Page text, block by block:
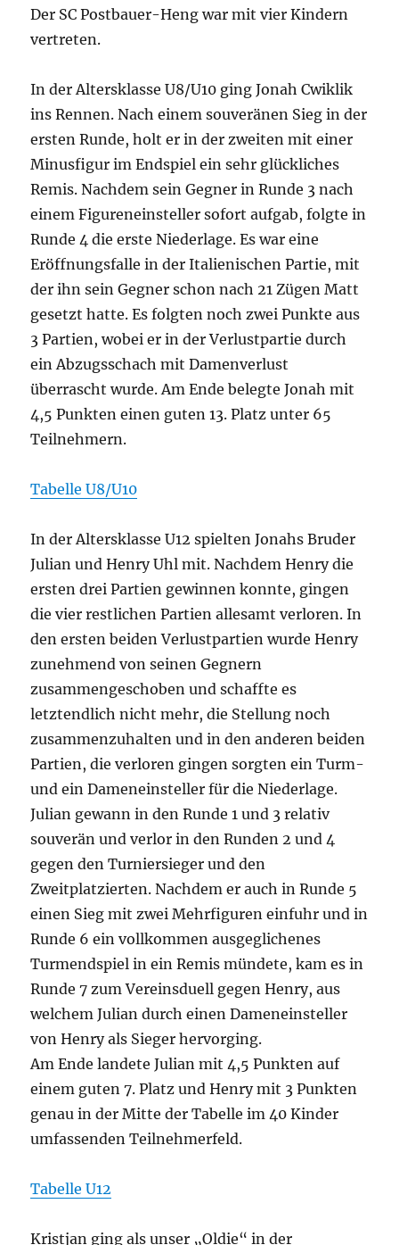
Der SC Postbauer-Heng war mit vier Kindern
vertreten.
In der Altersklasse U8/U10 ging Jonah Cwiklik
ins Rennen. Nach einem souveränen Sieg in der
ersten Runde, holt er in der zweiten mit einer
Minusfigur im Endspiel ein sehr glückliches
Remis. Nachdem sein Gegner in Runde 3 nach
einem Figureneinsteller sofort aufgab, folgte in
Runde 4 die erste Niederlage. Es war eine
Eröffnungsfalle in der Italienischen Partie, mit
der ihn sein Gegner schon nach 21 Zügen Matt
gesetzt hatte. Es folgten noch zwei Punkte aus
3 Partien, wobei er in der Verlustpartie durch
ein Abzugsschach mit Damenverlust
überrascht wurde. Am Ende belegte Jonah mit
4,5 Punkten einen guten 13. Platz unter 65
Teilnehmern.
Tabelle U8/U10
In der Altersklasse U12 spielten Jonahs Bruder
Julian und Henry Uhl mit. Nachdem Henry die
ersten drei Partien gewinnen konnte, gingen
die vier restlichen Partien allesamt verloren. In
den ersten beiden Verlustpartien wurde Henry
zunehmend von seinen Gegnern
zusammengeschoben und schaffte es
letztendlich nicht mehr, die Stellung noch
zusammenzuhalten und in den anderen beiden
Partien, die verloren gingen sorgten ein Turm-
und ein Dameneinsteller für die Niederlage.
Julian gewann in den Runde 1 und 3 relativ
souverän und verlor in den Runden 2 und 4
gegen den Turniersieger und den
Zweitplatzierten. Nachdem er auch in Runde 5
einen Sieg mit zwei Mehrfiguren einfuhr und in
Runde 6 ein vollkommen ausgeglichenes
Turmendspiel in ein Remis mündete, kam es in
Runde 7 zum Vereinsduell gegen Henry, aus
welchem Julian durch einen Dameneinsteller
von Henry als Sieger hervorging.
Am Ende landete Julian mit 4,5 Punkten auf
einem guten 7. Platz und Henry mit 3 Punkten
genau in der Mitte der Tabelle im 40 Kinder
umfassenden Teilnehmerfeld.
Tabelle U12
Kristjan ging als unser „Oldie“ in der